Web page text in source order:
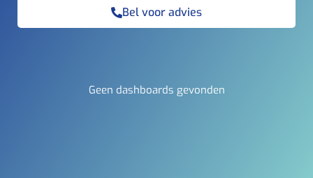
Bel voor advies
Geen dashboards gevonden